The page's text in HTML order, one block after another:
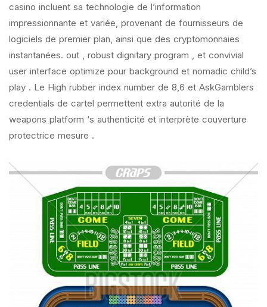
casino incluent sa technologie de l’information
impressionnante et variée, provenant de fournisseurs de
logiciels de premier plan, ainsi que des cryptomonnaies
instantanées. out , robust dignitary program , et convivial
user interface optimize pour background et nomadic child’s
play . Le High rubber index number de 8,6 et AskGamblers
credentials de cartel permettent extra autorité de la
weapons platform ‘s authenticité et interprète couverture
protectrice mesure .